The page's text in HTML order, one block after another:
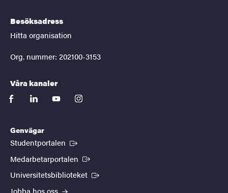
Besöksadress
Hitta organisation
Org. nummer: 202100-3153
Våra kanaler
facebooklinkedinyoutubeinstagram
Genvägar
Studentportalen (Extern länk)
Medarbetarportalen (Extern länk)
Universitetsbiblioteket (Extern länk)
Jobba hos oss